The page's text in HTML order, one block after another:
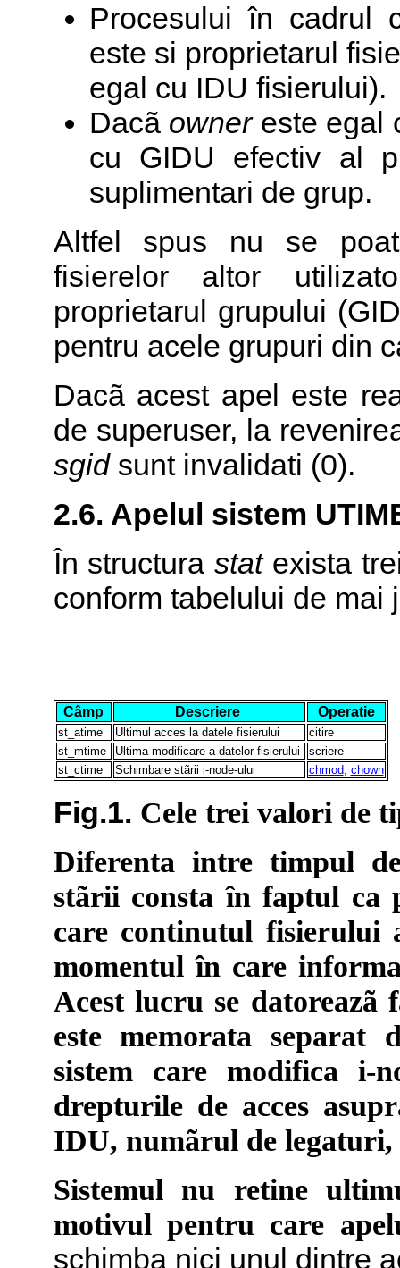
Procesului în cadrul
este si proprietarul
egal cu IDU fisierului).
Dacã ownereste egal
cu GIDU efectiv al
suplimentari de grup.
Altfel spus nu se
fisierelor altor
proprietarul grupului
pentru acele grupuri din
Dacã acest apel este
de superuser, la
sgidsunt invalidati (0).
2.6. Apelul sistem
În structurastatexista
conform tabelului de mai
Câmp Descriere Operatie
st_atime Ultimul acces la datele fisierului
citire
st_mtime
Ultima modificare a datelor fisierului
scriere
st_ctime
Schimbare stãrii i-node-ului chmod, chown
Fig.1. Cele trei valori de
Diferenta intre timpul
stãrii consta în faptul ca
care continutul
momentul în care
Acest lucru se
este memorata separat
sistem care modifica i-
drepturile de acces
IDU, numãrul de legaturi,
Sistemul nu retine
motivul pentru care
schimba nici unul dintre